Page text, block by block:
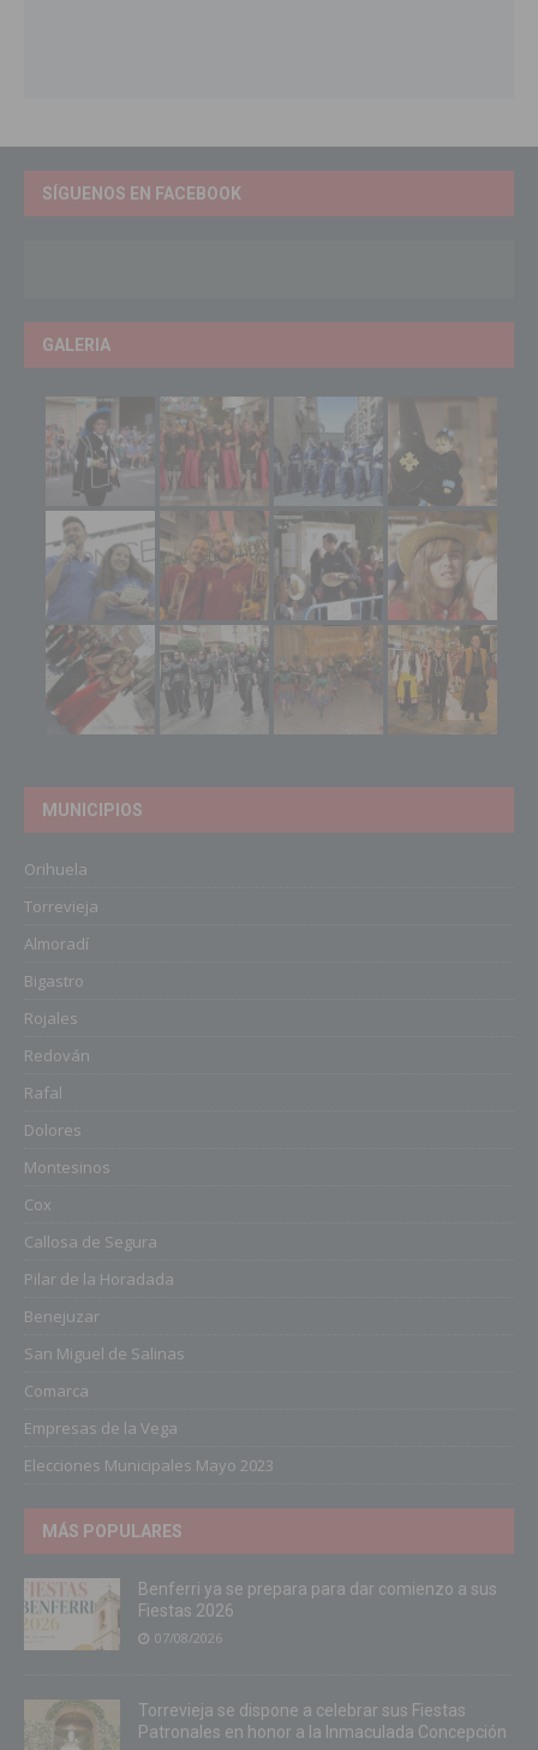
SÍGUENOS EN FACEBOOK
GALERIA
MUNICIPIOS
Orihuela
Torrevieja
Almoradí
Bigastro
Rojales
Redován
Rafal
Dolores
Montesinos
Cox
Callosa de Segura
Pilar de la Horadada
Benejuzar
San Miguel de Salinas
Comarca
Empresas de la Vega
Elecciones Municipales Mayo 2023
MÁS POPULARES
Benferri ya se prepara para dar comienzo a sus
Fiestas 2026
07/08/2026
Torrevieja se dispone a celebrar sus Fiestas
Patronales en honor a la Inmaculada Concepción